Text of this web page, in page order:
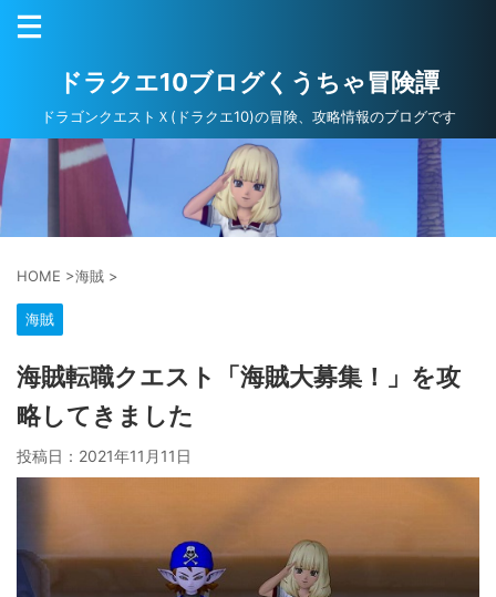
ドラクエ10ブログくうちゃ冒険譚
ドラゴンクエストＸ(ドラクエ10)の冒険、攻略情報のブログです
HOME >海賊 >
海賊
海賊転職クエスト「海賊大募集！」を攻
略してきました
投稿日： 2021年11月11日